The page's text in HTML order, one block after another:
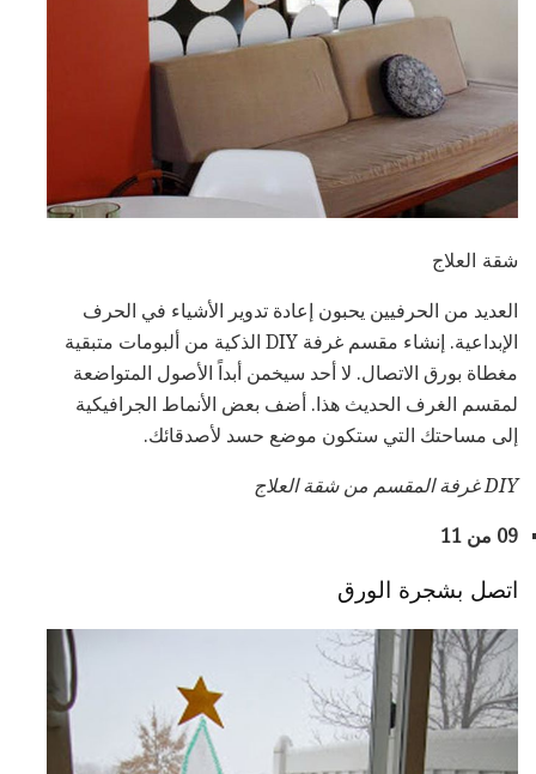
شقة العلاج
العديد من الحرفيين يحبون إعادة تدوير الأشياء في الحرف
الإبداعية. إنشاء مقسم غرفة DIY الذكية من ألبومات متبقية
مغطاة بورق الاتصال. لا أحد سيخمن أبداً الأصول المتواضعة
لمقسم الغرف الحديث هذا. أضف بعض الأنماط الجرافيكية
إلى مساحتك التي ستكون موضع حسد لأصدقائك.
DIY غرفة المقسم من شقة العلاج
09 من 11
اتصل بشجرة الورق